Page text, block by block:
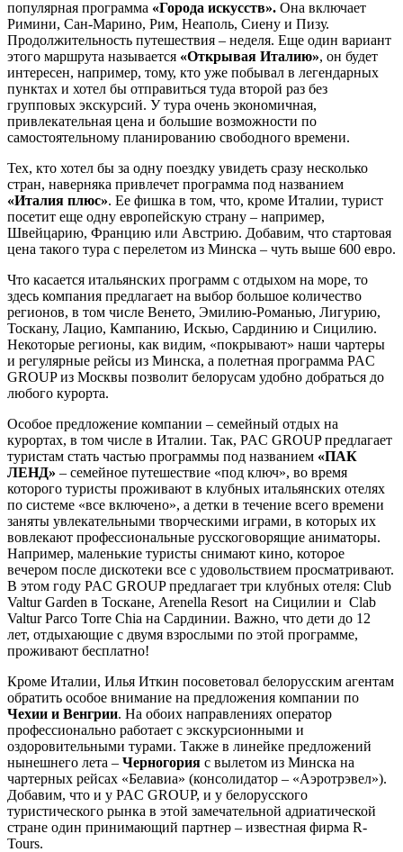
популярная программа «Города искусств». Она включает
Римини, Сан-Марино, Рим, Неаполь, Сиену и Пизу.
Продолжительность путешествия – неделя. Еще один вариант
этого маршрута называется «Открывая Италию», он будет
интересен, например, тому, кто уже побывал в легендарных
пунктах и хотел бы отправиться туда второй раз без
групповых экскурсий. У тура очень экономичная,
привлекательная цена и большие возможности по
самостоятельному планированию свободного времени.
Тех, кто хотел бы за одну поездку увидеть сразу несколько
стран, наверняка привлечет программа под названием
«Италия плюс». Ее фишка в том, что, кроме Италии, турист
посетит еще одну европейскую страну – например,
Швейцарию, Францию или Австрию. Добавим, что стартовая
цена такого тура с перелетом из Минска – чуть выше 600 евро.
Что касается итальянских программ с отдыхом на море, то
здесь компания предлагает на выбор большое количество
регионов, в том числе Венето, Эмилию-Романью, Лигурию,
Тоскану, Лацио, Кампанию, Искью, Сардинию и Сицилию.
Некоторые регионы, как видим, «покрывают» наши чартеры
и регулярные рейсы из Минска, а полетная программа PAC
GROUP из Москвы позволит белорусам удобно добраться до
любого курорта.
Особое предложение компании – семейный отдых на
курортах, в том числе в Италии. Так, PAC GROUP предлагает
туристам стать частью программы под названием «ПАК
ЛЕНД» – семейное путешествие «под ключ», во время
которого туристы проживают в клубных итальянских отелях
по системе «все включено», а детки в течение всего времени
заняты увлекательными творческими играми, в которых их
вовлекают профессиональные русскоговорящие аниматоры.
Например, маленькие туристы снимают кино, которое
вечером после дискотеки все с удовольствием просматривают.
В этом году PAC GROUP предлагает три клубных отеля: Club
Valtur Garden в Тоскане, Arenella Resort на Сицилии и Clab
Valtur Parco Torre Chia на Сардинии. Важно, что дети до 12
лет, отдыхающие с двумя взрослыми по этой программе,
проживают бесплатно!
Кроме Италии, Илья Иткин посоветовал белорусским агентам
обратить особое внимание на предложения компании по
Чехии и Венгрии. На обоих направлениях оператор
профессионально работает с экскурсионными и
оздоровительными турами. Также в линейке предложений
нынешнего лета – Черногория с вылетом из Минска на
чартерных рейсах «Белавиа» (консолидатор – «Аэротрэвел»).
Добавим, что и у PAC GROUP, и у белорусского
туристического рынка в этой замечательной адриатической
стране один принимающий партнер – известная фирма R-
Tours.